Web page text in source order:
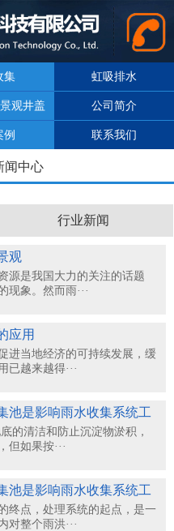
集 虹吸排水
观井盖 公司简介
例 联系我们
闻中心
行业新闻
观
源是我国大力的关注的话题
象。然而雨···
应用
进当地经济的可持续发展，缓
越来越得···
池是影响雨水收集系统工
的清洁和防止沉淀物淤积，
如果按···
池是影响雨水收集系统工
终点，处理系统的起点，是一
整个雨洪···